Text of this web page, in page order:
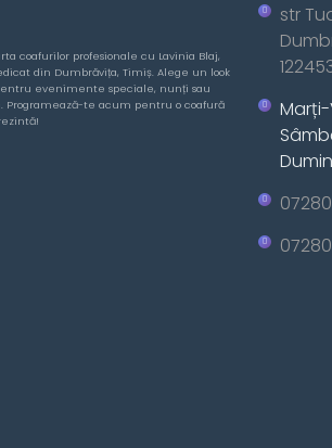
coafurilor profesionale cu Lavinia Blaj,
din Dumbrăvița, Timiș. Alege un look
evenimente speciale, nunți sau
Programează-te acum pentru o coafură
str
Marți-